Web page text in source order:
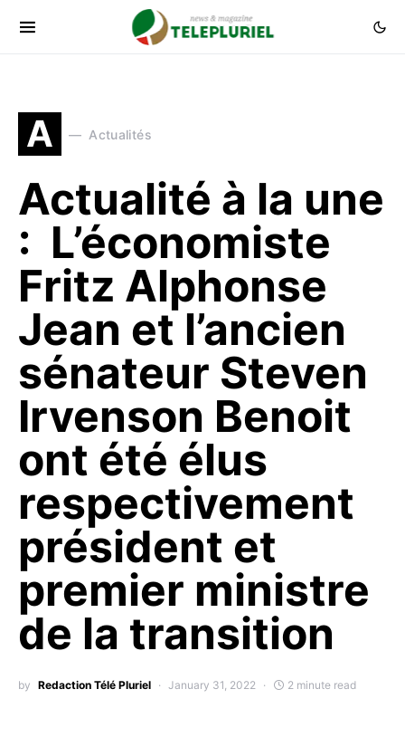
A Actualités
Actualité à la une
: L’économiste
Fritz Alphonse
Jean et l’ancien
sénateur Steven
Irvenson Benoit
ont été élus
respectivement
président et
premier ministre
de la transition
by Redaction Télé Pluriel January 31, 2022 2 minute read